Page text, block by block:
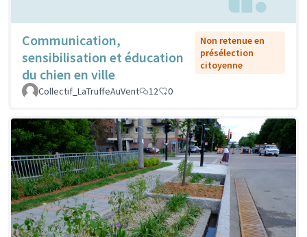
Communication,
sensibilisation et éducation
du chien en ville
Non retenue en
présélection
citoyenne
Collectif_LaTruffeAuVent 12 0